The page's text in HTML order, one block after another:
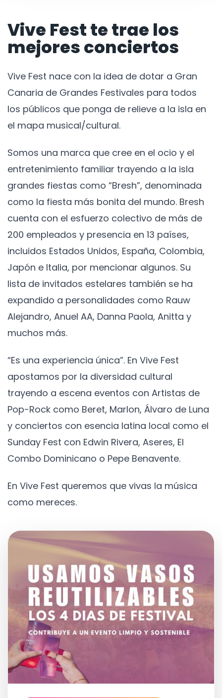
Vive Fest te trae los
mejores conciertos
Vive Fest nace con la idea de dotar a Gran
Canaria de Grandes Festivales para todos
los públicos que ponga de relieve a la isla en
el mapa musical/cultural.
Somos una marca que cree en el ocio y el
entretenimiento familiar trayendo a la isla
grandes fiestas como “Bresh”, denominada
como la fiesta más bonita del mundo. Bresh
cuenta con el esfuerzo colectivo de más de
200 empleados y presencia en 13 países,
incluidos Estados Unidos, España, Colombia,
Japón e Italia, por mencionar algunos. Su
lista de invitados estelares también se ha
expandido a personalidades como Rauw
Alejandro, Anuel AA, Danna Paola, Anitta y
muchos más.
“Es una experiencia única”. En Vive Fest
apostamos por la diversidad cultural
trayendo a escena eventos con Artistas de
Pop-Rock como Beret, Marlon, Álvaro de Luna
y conciertos con esencia latina local como el
Sunday Fest con Edwin Rivera, Aseres, El
Combo Dominicano o Pepe Benavente.
En Vive Fest queremos que vivas la música
como mereces.